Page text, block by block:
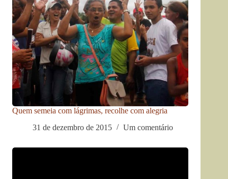
Quem semeia com lágrimas, recolhe com alegria
31 de dezembro de 2015
Um comentário